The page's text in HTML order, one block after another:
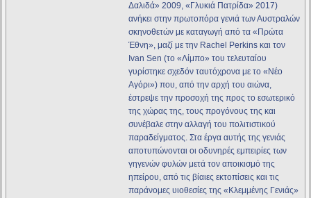
Δαλιδά» 2009, «Γλυκιά Πατρίδα» 2017)
ανήκει στην πρωτοπόρα γενιά των Αυστραλών
σκηνοθετών με καταγωγή από τα «Πρώτα
Έθνη», μαζί με την Rachel Perkins και τον
Ivan Sen (το «Λίμπο» του τελευταίου
γυρίστηκε σχεδόν ταυτόχρονα με το «Νέο
Αγόρι») που, από την αρχή του αιώνα,
έστρεψε την προσοχή της προς το εσωτερικό
της χώρας της, τους προγόνους της και
συνέβαλε στην αλλαγή του πολιτιστικού
παραδείγματος. Στα έργα αυτής της γενιάς
αποτυπώνονται οι οδυνηρές εμπειρίες των
γηγενών φυλών μετά τον αποικισμό της
ηπείρου, από τις βίαιες εκτοπίσεις και τις
παράνομες υιοθεσίες της «Κλεμμένης Γενιάς»